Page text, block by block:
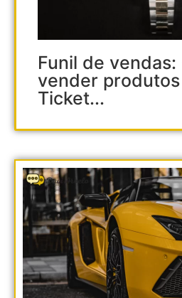
Funil de vendas:
vender
Ticket...